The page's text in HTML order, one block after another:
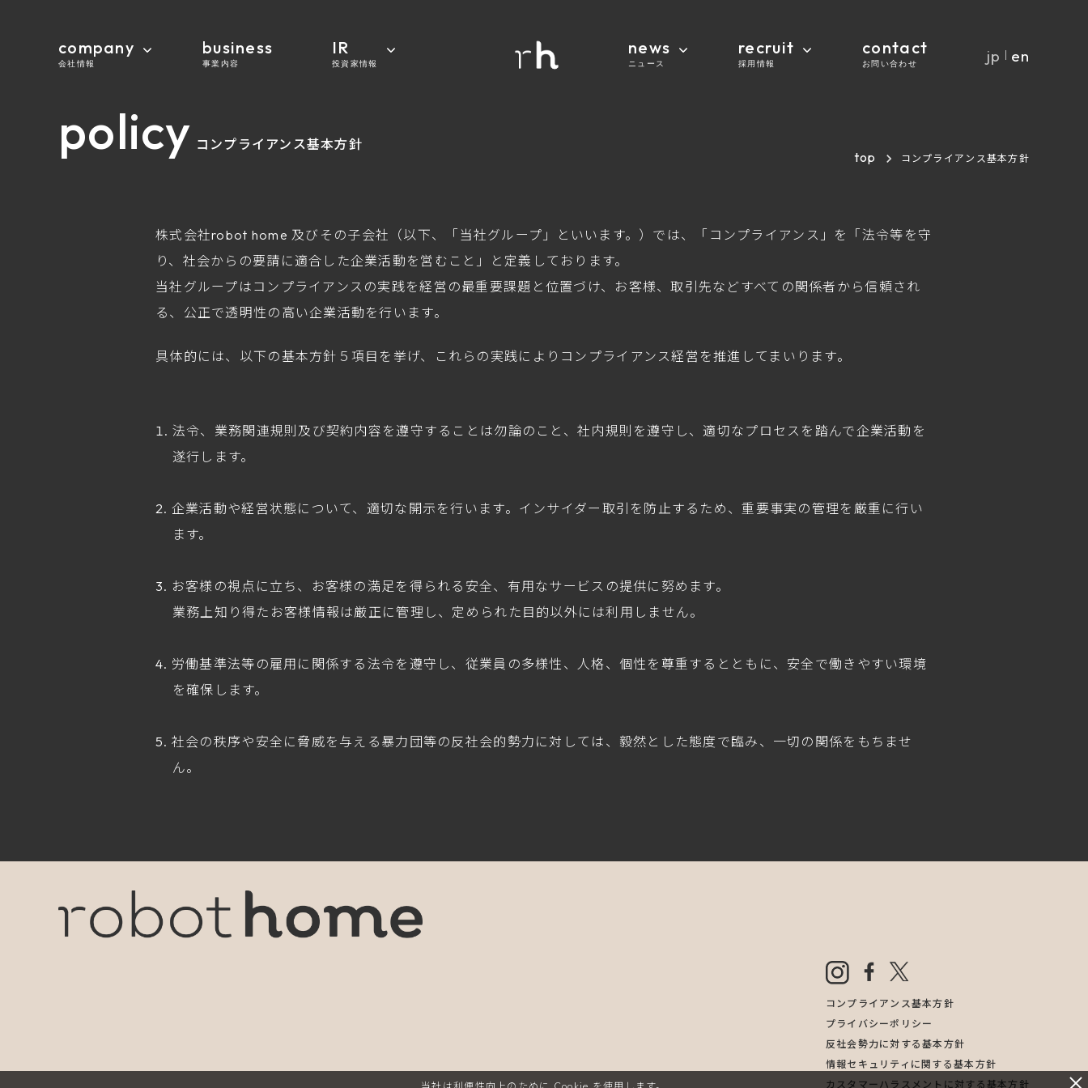
company
会社情報
business
事業内容
IR
投資家情報
news
ニュース
recruit
採用情報
contact
お問い合わせ jp en
policy コンプライアンス基本方針
top
コンプライアンス基本方針
株式会社robot home 及びその子会社（以下、「当社グループ」といいます。）では、「コンプライアンス」を「法令等を守
り、社会からの要請に適合した企業活動を営むこと」と定義しております。
当社グループはコンプライアンスの実践を経営の最重要課題と位置づけ、お客様、取引先などすべての関係者から信頼され
る、公正で透明性の高い企業活動を行います。
具体的には、以下の基本方針５項目を挙げ、これらの実践によりコンプライアンス経営を推進してまいります。
法令、業務関連規則及び契約内容を遵守することは勿論のこと、社内規則を遵守し、適切なプロセスを踏んで企業活動を
遂行します。
企業活動や経営状態について、適切な開示を行います。インサイダー取引を防止するため、重要事実の管理を厳重に行い
ます。
お客様の視点に立ち、お客様の満足を得られる安全、有用なサービスの提供に努めます。
業務上知り得たお客様情報は厳正に管理し、定められた目的以外には利用しません。
労働基準法等の雇用に関係する法令を遵守し、従業員の多様性、人格、個性を尊重するとともに、安全で働きやすい環境
を確保します。
社会の秩序や安全に脅威を与える暴力団等の反社会的勢力に対しては、毅然とした態度で臨み、一切の関係をもちませ
ん。
コンプライアンス基本方針
プライバシーポリシー
反社会勢力に対する基本方針
情報セキュリティに関する基本方針
カスタマーハラスメントに対する基本方針